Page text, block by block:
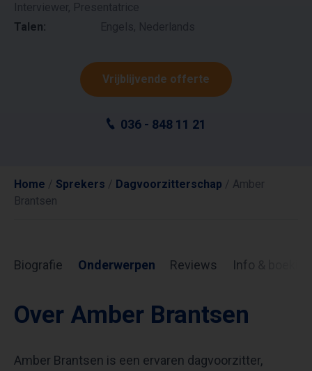
Interviewer, Presentatrice
Talen:
Vrijblijvende offerte
036 - 848 11 21
Home / Sprekers / Dagvoorzitterschap / Amber
Brantsen
Biografie Onderwerpen Reviews Info &
Over Amber Brantsen
Amber Brantsen is een ervaren dagvoorzitter,